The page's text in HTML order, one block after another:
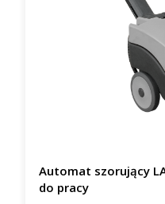
Automat szorujący
do pracy